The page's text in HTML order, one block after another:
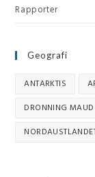
Rapporter
Geografi
ANTARKTIS
DRONNING